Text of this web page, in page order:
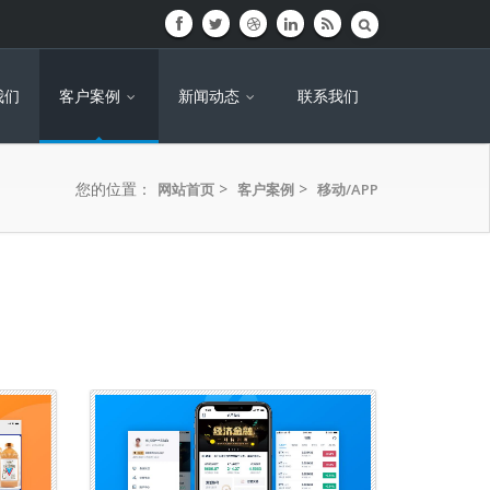
们 客户案例 新闻动态 联系我们
您的位置： 网站首页 > 客户案例 > 移动/APP